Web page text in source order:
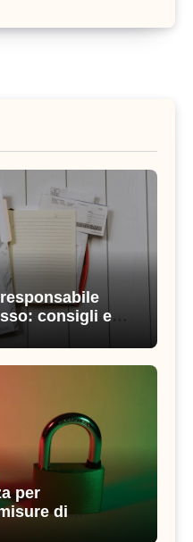
consigli e
per
di